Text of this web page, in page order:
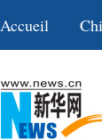
Accueil